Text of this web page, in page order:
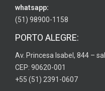
whatsapp:
(51) 98900-1158
PORTO ALEGRE:
Av. Princesa Isabel, 844 –
CEP: 90620-001
+55 (51) 2391-0607